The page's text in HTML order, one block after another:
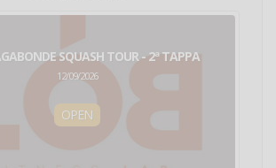
SQUASH TOUR - 2ª TAPPA
12/09/2026
OPEN